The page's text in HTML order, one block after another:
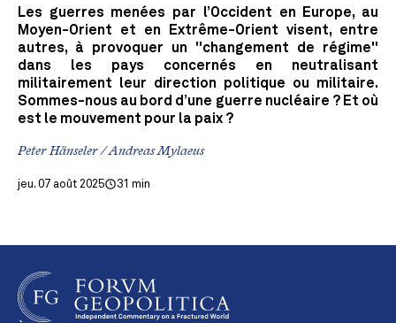
Les guerres menées par l’Occident en Europe, au
Moyen-Orient et en Extrême-Orient visent, entre
autres, à provoquer un "changement de régime"
dans les pays concernés en neutralisant
militairement leur direction politique ou militaire.
Sommes-nous au bord d’une guerre nucléaire ? Et où
est le mouvement pour la paix ?
Peter Hänseler / Andreas Mylaeus
jeu. 07 août 2025 31 min